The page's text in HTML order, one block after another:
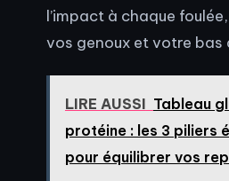
l’impact à chaque
vos genoux et votre bas
LIRE AUSSI Tableau
protéine : les 3 piliers
pour équilibrer vos